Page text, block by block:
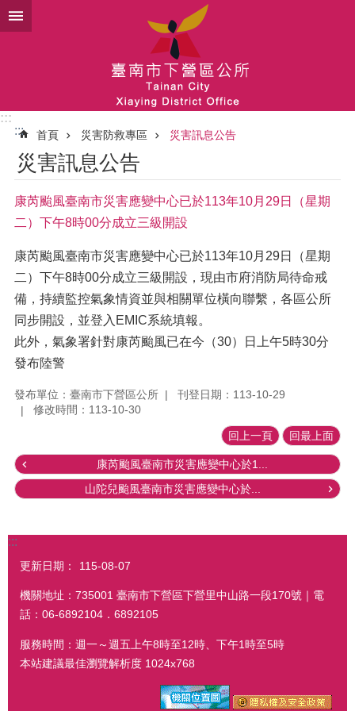
跳到主要內容區塊
:::
:::
首頁 災害防救專區 災害訊息公告
災害訊息公告
康芮颱風臺南市災害應變中心已於113年10月29日（星期
二）下午8時00分成立三級開設
康芮颱風臺南市災害應變中心已於113年10月29日（星期
二）下午8時00分成立三級開設，現由市府消防局待命戒
備，持續監控氣象情資並與相關單位橫向聯繫，各區公所
同步開設，並登入EMIC系統填報。
此外，氣象署針對康芮颱風已在今（30）日上午5時30分
發布陸警
發布單位：臺南市下營區公所
刊登日期：113-10-29
修改時間：113-10-30
回上一頁 回最上面
康芮颱風臺南市災害應變中心於1...
山陀兒颱風臺南市災害應變中心於...
:::
更新日期： 115-08-07
機關地址：735001 臺南市下營區下營里中山路一段170號｜電
話：06-6892104．6892105
服務時間：週一～週五上午8時至12時、下午1時至5時
本站建議最佳瀏覽解析度 1024x768